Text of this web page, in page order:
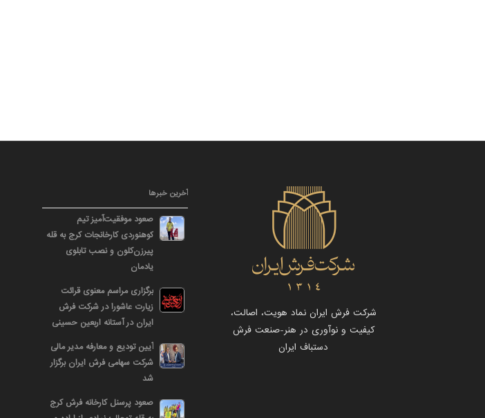
شرکت فرش ایران نماد هویت، اصالت،
کیفیت و نوآوری در هنر-صنعت فرش
دستباف ایران
آخرین خبرها
صعود موفقیت‌آمیز تیم
کوهنوردی کارخانجات کرج به قله
پیرزن‌کلون و نصب تابلوی
یادمان
برگزاری مراسم معنوی قرائت
زیارت عاشورا در شرکت فرش
ایران در آستانه اربعین حسینی
آیین تودیع و معارفه مدیر مالی
شرکت سهامی فرش ایران برگزار
شد
صعود پرسنل کارخانه فرش کرج